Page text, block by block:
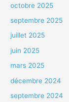
octobre 2025
septembre 2025
juillet 2025
juin 2025
mars 2025
décembre 2024
septembre 2024